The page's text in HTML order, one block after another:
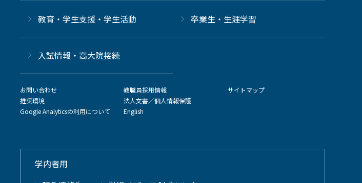
教育・学生支援・学生活動 卒業生・生涯学習
⼊試情報・高大院接続
お問い合わせ
推奨環境
Google Analyticsの利用について
教職員採用情報
法人文書／個人情報保護
English
サイトマップ
学内者用